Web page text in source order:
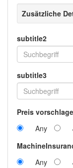
Zusätzliche
subtitle2
subtitle3
Preis
Any
Any